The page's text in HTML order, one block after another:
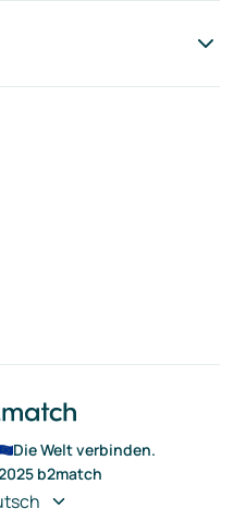
Die Welt verbinden.
b2match